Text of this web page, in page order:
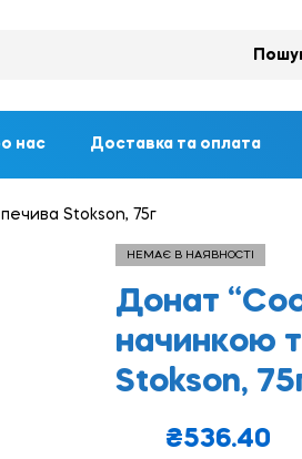
нас Доставка та оплата
Stokson, 75г
НЕМАЄ В НАЯВНОСТІ
Донат
начинкою
Stokson,
₴536.40